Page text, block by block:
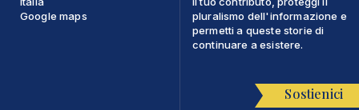
Google maps
pluralismo dell'informazione e
permetti a queste storie di
continuare a esistere.
Sostienici